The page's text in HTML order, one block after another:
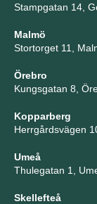
Stampgatan 14,
Malmö
Stortorget 11,
Örebro
Kungsgatan 8,
Kopparberg
Herrgårdsvägen
Umeå
Thulegatan 1,
Skellefteå